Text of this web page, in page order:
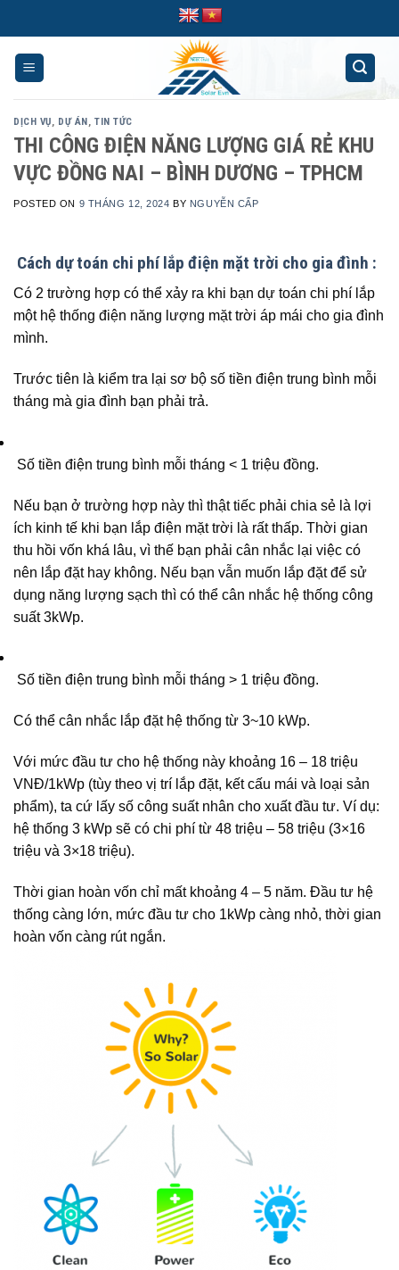
content
DỊCH VỤ, DỰ ÁN, TIN TỨC
THI CÔNG ĐIỆN NĂNG LƯỢNG GIÁ RẺ KHU
VỰC ĐỒNG NAI – BÌNH DƯƠNG – TPHCM
POSTED ON 9 THÁNG 12, 2024 BY NGUYỄN CẤP
Cách dự toán chi phí lắp điện mặt trời cho gia đình :
Có 2 trường hợp có thể xảy ra khi bạn dự toán chi phí lắp
một hệ thống điện năng lượng mặt trời áp mái cho gia đình
mình.
Trước tiên là kiểm tra lại sơ bộ số tiền điện trung bình mỗi
tháng mà gia đình bạn phải trả.
Số tiền điện trung bình mỗi tháng < 1 triệu đồng.
Nếu bạn ở trường hợp này thì thật tiếc phải chia sẻ là lợi
ích kinh tế khi bạn lắp điện mặt trời là rất thấp. Thời gian
thu hồi vốn khá lâu, vì thế bạn phải cân nhắc lại việc có
nên lắp đặt hay không. Nếu bạn vẫn muốn lắp đặt để sử
dụng năng lượng sạch thì có thể cân nhắc hệ thống công
suất 3kWp.
Số tiền điện trung bình mỗi tháng > 1 triệu đồng.
Có thể cân nhắc lắp đặt hệ thống từ 3~10 kWp.
Với mức đầu tư cho hệ thống này khoảng 16 – 18 triệu
VNĐ/1kWp (tùy theo vị trí lắp đặt, kết cấu mái và loại sản
phẩm), ta cứ lấy số công suất nhân cho xuất đầu tư. Ví dụ:
hệ thống 3 kWp sẽ có chi phí từ 48 triệu – 58 triệu (3×16
triệu và 3×18 triệu).
Thời gian hoàn vốn chỉ mất khoảng 4 – 5 năm. Đầu tư hệ
thống càng lớn, mức đầu tư cho 1kWp càng nhỏ, thời gian
hoàn vốn càng rút ngắn.